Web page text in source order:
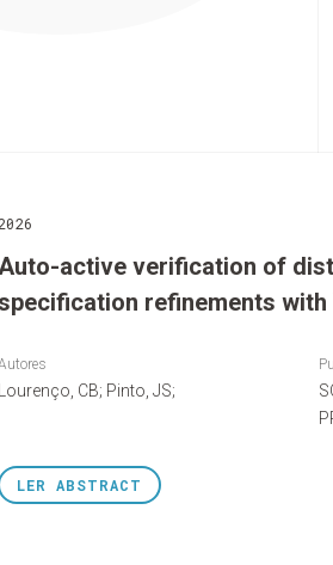
Auto-active verification of
refinements with
Lourenço, CB; Pinto, JS;
LER ABSTRACT